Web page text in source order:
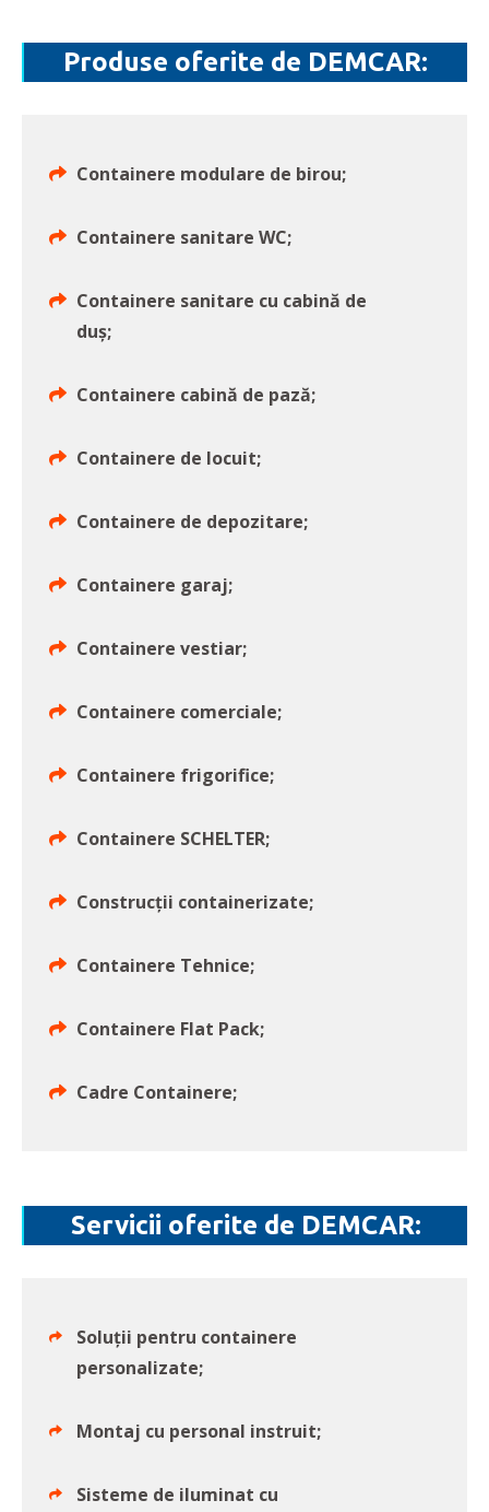
Produse oferite de DEMCAR:
Containere modulare de birou;
Containere sanitare WC;
Containere sanitare cu cabină de
duș;
Containere cabină de pază;
Containere de locuit;
Containere de depozitare;
Containere garaj;
Containere vestiar;
Containere comerciale;
Containere frigorifice;
Containere SCHELTER;
Construcții containerizate;
Containere Tehnice;
Containere Flat Pack;
Cadre Containere;
Servicii oferite de DEMCAR:
Soluții pentru containere
personalizate;
Montaj cu personal instruit;
Sisteme de iluminat cu